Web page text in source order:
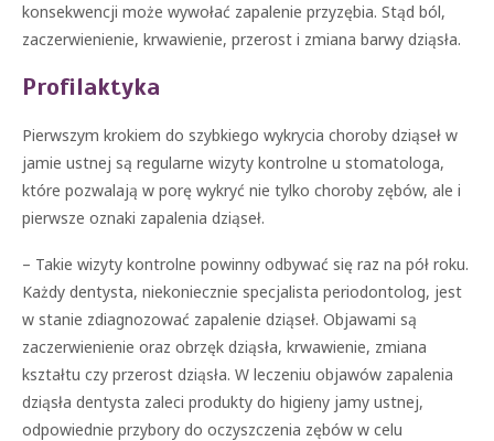
konsekwencji może wywołać zapalenie przyzębia. Stąd ból,
zaczerwienienie, krwawienie, przerost i zmiana barwy dziąsła.
Profilaktyka
Pierwszym krokiem do szybkiego wykrycia choroby dziąseł w
jamie ustnej są regularne wizyty kontrolne u stomatologa,
które pozwalają w porę wykryć nie tylko choroby zębów, ale i
pierwsze oznaki zapalenia dziąseł.
– Takie wizyty kontrolne powinny odbywać się raz na pół roku.
Każdy dentysta, niekoniecznie specjalista periodontolog, jest
w stanie zdiagnozować zapalenie dziąseł. Objawami są
zaczerwienienie oraz obrzęk dziąsła, krwawienie, zmiana
kształtu czy przerost dziąsła. W leczeniu objawów zapalenia
dziąsła dentysta zaleci produkty do higieny jamy ustnej,
odpowiednie przybory do oczyszczenia zębów w celu